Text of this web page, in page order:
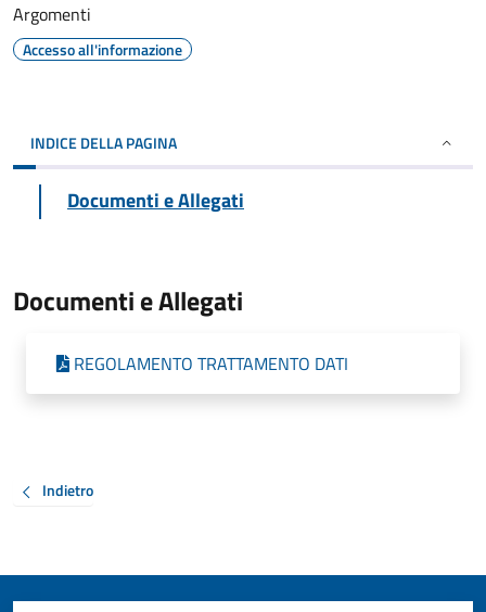
Argomenti
Accesso all'informazione
INDICE DELLA PAGINA
Documenti e Allegati
Documenti e Allegati
REGOLAMENTO TRATTAMENTO DATI
Indietro